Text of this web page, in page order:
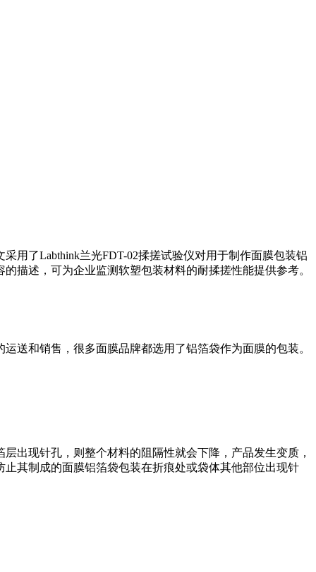
用了Labthink兰光FDT-02揉搓试验仪对用于制作面膜包装铝
描述，可为企业监测软塑包装材料的耐揉搓性能提供参考。
送和销售，很多面膜品牌都选用了铝箔袋作为面膜的包装。
出现针孔，则整个材料的阻隔性就会下降，产品发生变质，
其制成的面膜铝箔袋包装在折痕处或袋体其他部位出现针